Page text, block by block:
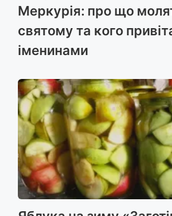
Меркурія: про що
святому та кого
іменинами